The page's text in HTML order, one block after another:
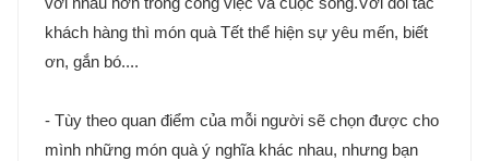
khách hàng thì món quà Tết thể hiện sự yêu mến, biết
ơn, gắn bó....
- Tùy theo quan điểm của mỗi người sẽ chọn được cho
mình những món quà ý nghĩa khác nhau, nhưng bạn